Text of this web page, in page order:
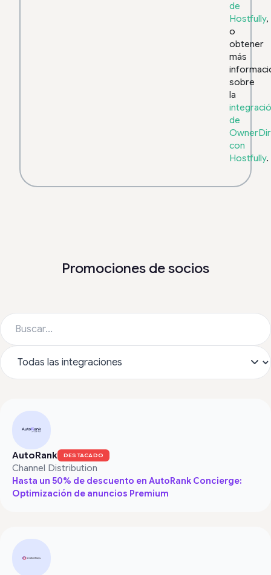
de
Hostfully,
o
obtener
más
sobre
la
de
con
Hostfully.
Promociones de socios
AutoRank DESTACADO
Channel Distribution
Hasta un 50% de descuento en AutoRank Concierge:
Optimización de anuncios Premium